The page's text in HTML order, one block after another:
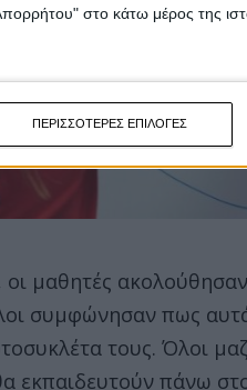
στο κάτω μέρος της
ΠΕΡΙΣΣΟΤΕΡΕΣ ΕΠΙΛΟΓΕΣ
οι μαθητές
συμφώνησαν πως
τους. Όλοι
εκπαιδευτούν πάνω